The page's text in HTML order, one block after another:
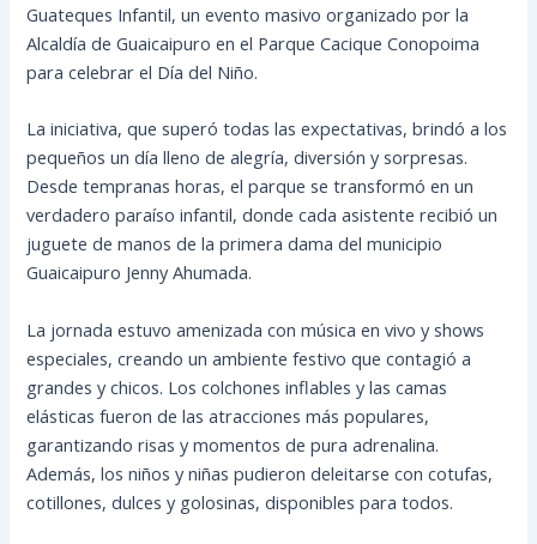
Guateques Infantil, un evento masivo organizado por la
Alcaldía de Guaicaipuro en el Parque Cacique Conopoima
para celebrar el Día del Niño.
La iniciativa, que superó todas las expectativas, brindó a los
pequeños un día lleno de alegría, diversión y sorpresas.
Desde tempranas horas, el parque se transformó en un
verdadero paraíso infantil, donde cada asistente recibió un
juguete de manos de la primera dama del municipio
Guaicaipuro Jenny Ahumada.
La jornada estuvo amenizada con música en vivo y shows
especiales, creando un ambiente festivo que contagió a
grandes y chicos. Los colchones inflables y las camas
elásticas fueron de las atracciones más populares,
garantizando risas y momentos de pura adrenalina.
Además, los niños y niñas pudieron deleitarse con cotufas,
cotillones, dulces y golosinas, disponibles para todos.